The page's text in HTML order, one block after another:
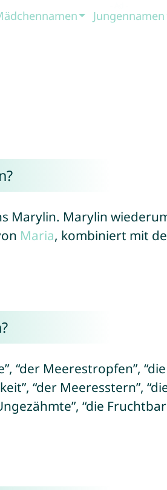
Jungennamen
Marylin. Marylin
Maria, kombiniert mit
“der Meerestropfen”, “die
“der Meeresstern”,
“die